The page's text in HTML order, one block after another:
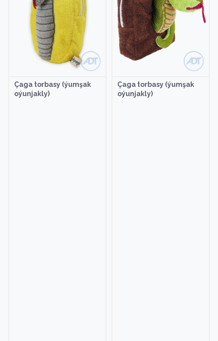
Çaga torbasy (ýumşak
oýunjakly)
Çaga torbasy (ýumşak
oýunjakly)